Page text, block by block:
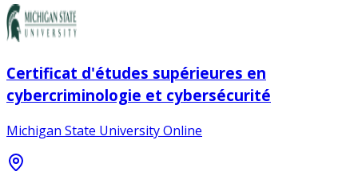
Certificat d'études supérieures en
cybercriminologie et cybersécurité
Michigan State University Online